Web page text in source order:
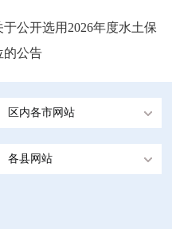
公开选用2026年度水土保
的公告
区内各市网站
各县网站